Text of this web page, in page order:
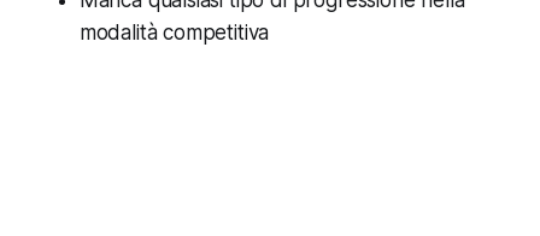
modalità competitiva